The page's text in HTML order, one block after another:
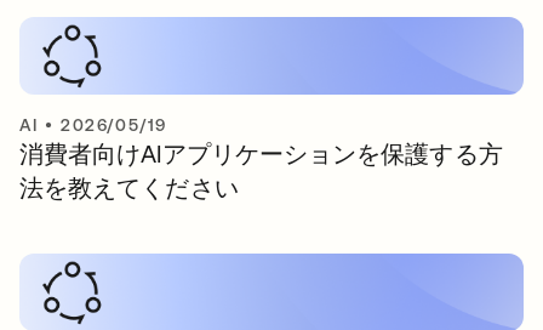
AI •2026/05/19
消費者向けAIアプリケーションを保護する方
法を教えてください